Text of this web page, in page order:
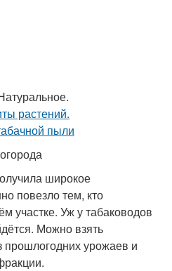
широкое
повезло тем, кто
участке. Уж у табаководов
Можно взять
урожаев и